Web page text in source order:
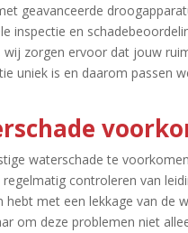
geavanceerde
inspectie en
zorgen ervoor dat jouw
uniek is en daarom passen
waterschade te
controleren van
met een lekkage van de
om deze problemen niet